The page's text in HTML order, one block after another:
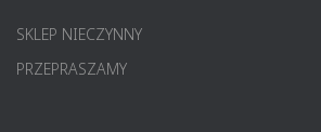
SKLEP NIECZYNNY
PRZEPRASZAMY